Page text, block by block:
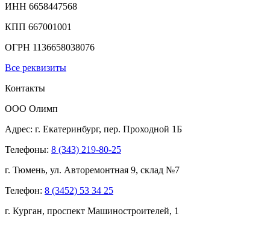
ИНН 6658447568
КПП 667001001
ОГРН 1136658038076
Все реквизиты
Контакты
ООО Олимп
Адрес: г. Екатеринбург, пер. Проходной 1Б
Телефоны: 8 (343) 219-80-25
г. Тюмень, ул. Авторемонтная 9, склад №7
Телефон: 8 (3452) 53 34 25
г. Курган, проспект Машиностроителей, 1